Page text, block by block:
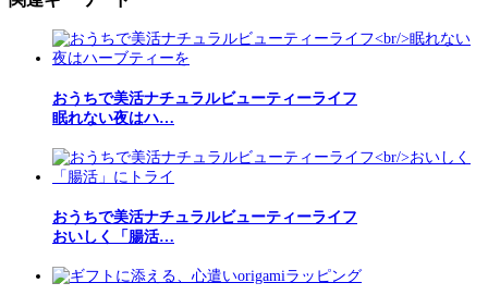
おうちで美活ナチュラルビューティーライフ
眠れない夜はハ…
おうちで美活ナチュラルビューティーライフ
おいしく「腸活…